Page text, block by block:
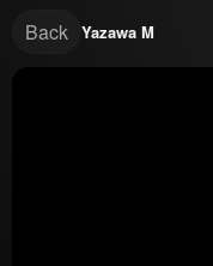
Back Yazawa M